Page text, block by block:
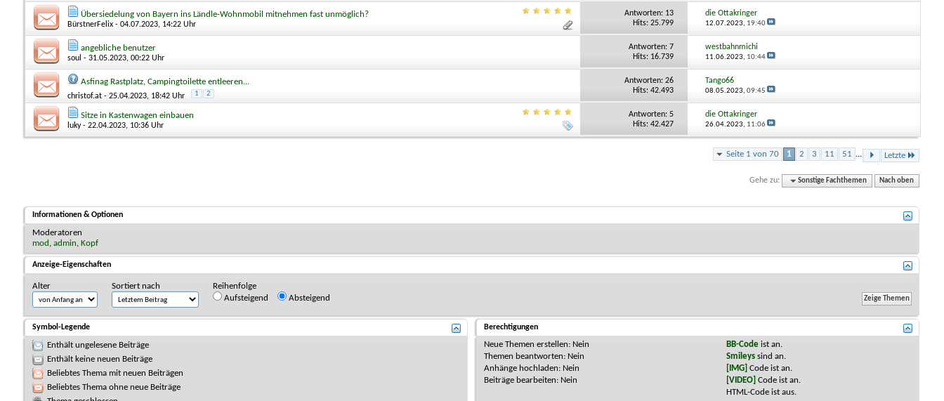
Übersiedelung von Bayern ins Ländle-Wohnmobil mitnehmen fast unmöglich?
BürstnerFelix - 04.07.2023, 14:22 Uhr
Antworten: 13
Hits: 25.799
die Ottakringer
12.07.2023, 19:40
angebliche benutzer
soul - 31.05.2023, 00:22 Uhr
Antworten: 7
Hits: 16.739
westbahnmichi
11.06.2023, 10:44
Asfinag Rastplatz, Campingtoilette entleeren...
christof.at - 25.04.2023, 18:42 Uhr 1 2
Antworten: 26
Hits: 42.493
Tango66
08.05.2023,09:45
Sitze in Kastenwagen einbauen
luky- 22.04.2023, 10:36 Uhr
Antworten: 5
Hits: 42.427
die Ottakringer
26.04.2023, 11:06
Seite 1 von 70 1 2 3 11 51 ... Letzte
Gehe zu: Sonstige Fachthemen Nach oben
Informationen & Optionen
Moderatoren
mod , admin, Kopf
Anzeige-Eigenschaften
Alter Sortiert nach
Reihenfolge
Aufsteigend
Absteigend
Symbol-Legende
Enthält ungelesene Beiträge
Enthält keine neuen Beiträge
Beliebtes Thema mit neuen Beiträgen
Beliebtes Thema ohne neue Beiträge
Berechtigungen
Neue Themen erstellen: Nein
Themen beantworten: Nein
Anhänge hochladen: Nein
Beiträge bearbeiten: Nein
BB-Code istan.
Smileys sindan.
[IMG] Code istan.
[VIDEO] Code istan.
HTML-Code istaus.